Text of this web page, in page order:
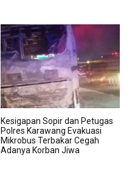
Kesigapan Sopir dan Petugas
Polres Karawang Evakuasi
Mikrobus Terbakar Cegah
Adanya Korban Jiwa